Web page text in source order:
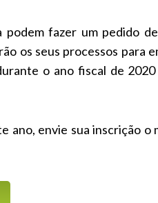
fazer um pedido
os seus processos para
o ano fiscal de
envie sua inscrição o